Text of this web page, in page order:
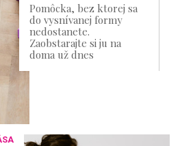
Pomôcka, bez ktorej sa
do vysnívanej formy
nedostanete.
Zaobstarajte si ju na
doma už dnes